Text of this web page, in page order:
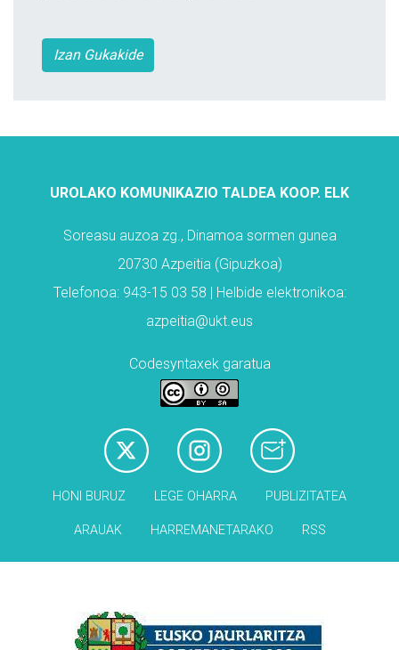
Izan Gukakide
UROLAKO KOMUNIKAZIO TALDEA KOOP. ELK
Soreasu auzoa zg., Dinamoa sormen gunea
20730 Azpeitia (Gipuzkoa)
Telefonoa: 943-15 03 58 | Helbide elektronikoa:
azpeitia@ukt.eus
Codesyntaxek garatua
HONI BURUZ LEGE OHARRA PUBLIZITATEA
ARAUAK HARREMANETARAKO RSS